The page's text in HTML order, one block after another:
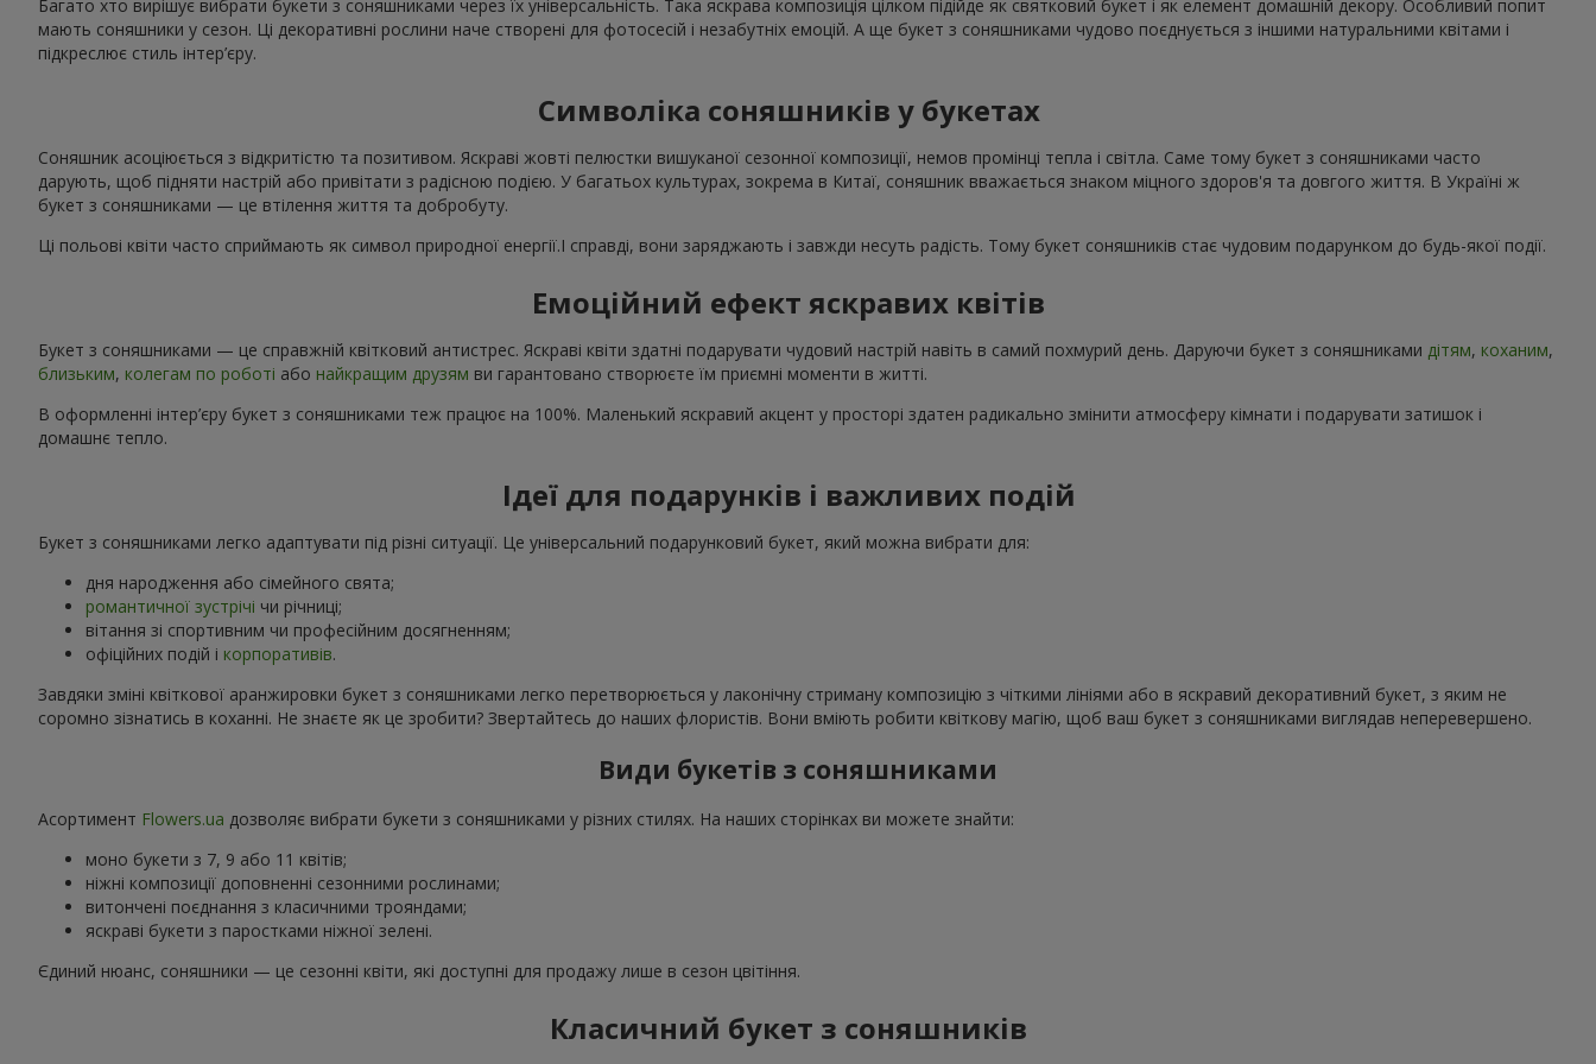
Багато хто вирішує вибрати букети з соняшниками через їх універсальність. Така яскрава композиція цілком підійде як святковий букет і як елемент домашній декору. Особливий попит
мають соняшники у сезон. Ці декоративні рослини наче створені для фотосесій і незабутніх емоцій. А ще букет з соняшниками чудово поєднується з іншими натуральними квітами і
підкреслює стиль інтер’єру.
Символіка соняшників у букетах
Соняшник асоціюється з відкритістю та позитивом. Яскраві жовті пелюстки вишуканої сезонної композиції, немов промінці тепла і світла. Саме тому букет з соняшниками часто
дарують, щоб підняти настрій або привітати з радісною подією. У багатьох культурах, зокрема в Китаї, соняшник вважається знаком міцного здоров'я та довгого життя. В Україні ж
букет з соняшниками — це втілення життя та добробуту.
Ці польові квіти часто сприймають як символ природної енергії.І справді, вони заряджають і завжди несуть радість. Тому букет соняшників стає чудовим подарунком до будь-якої події.
Емоційний ефект яскравих квітів
Букет з соняшниками — це справжній квітковий антистрес. Яскраві квіти здатні подарувати чудовий настрій навіть в самий похмурий день. Даруючи букет з соняшниками дітям, коханим,
близьким, колегам по роботі або найкращим друзям ви гарантовано створюєте їм приємні моменти в житті.
В оформленні інтер’єру букет з соняшниками теж працює на 100%. Маленький яскравий акцент у просторі здатен радикально змінити атмосферу кімнати і подарувати затишок і
домашнє тепло.
Ідеї для подарунків і важливих подій
Букет з соняшниками легко адаптувати під різні ситуації. Це універсальний подарунковий букет, який можна вибрати для:
дня народження або сімейного свята;
романтичної зустрічі чи річниці;
вітання зі спортивним чи професійним досягненням;
офіційних подій і корпоративів.
Завдяки зміні квіткової аранжировки букет з соняшниками легко перетворюється у лаконічну стриману композицію з чіткими лініями або в яскравий декоративний букет, з яким не
соромно зізнатись в коханні. Не знаєте як це зробити? Звертайтесь до наших флористів. Вони вміють робити квіткову магію, щоб ваш букет з соняшниками виглядав неперевершено.
Види букетів з соняшниками
Асортимент Flowers.ua дозволяє вибрати букети з соняшниками у різних стилях. На наших сторінках ви можете знайти:
моно букети з 7, 9 або 11 квітів;
ніжні композиції доповненні сезонними рослинами;
витончені поєднання з класичними трояндами;
яскраві букети з паростками ніжної зелені.
Єдиний нюанс, соняшники — це сезонні квіти, які доступні для продажу лише в сезон цвітіння.
Класичний букет з соняшників